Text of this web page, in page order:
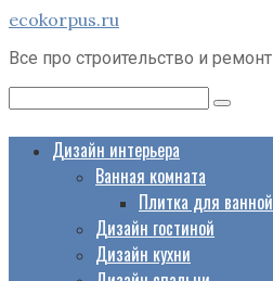
Перейти
контенту
ecokorpus.ru
Все про строительство и ремонт
Дизайн интерьера
Ванная комната
Плитка для ванной
Дизайн гостиной
Дизайн кухни